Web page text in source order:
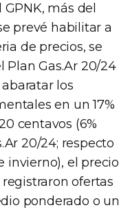
más del
prevé habilitar a
de precios, se
Plan Gas.Ar 20/24
los
en un 17%
centavos (6%
20/24; respecto
invierno), el precio
ofertas
ponderado o un